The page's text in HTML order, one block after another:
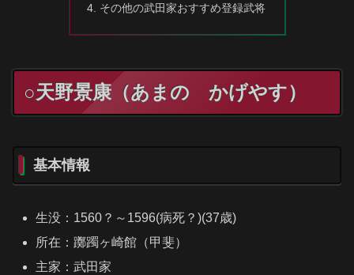
その他の武田家おすすめ登録武将
○天野景康（あまの かげやす）
基本情報
生没：1560？～1596(病死？)(37歳)
所在：躑躅ヶ崎館（甲斐）
主家：武田家